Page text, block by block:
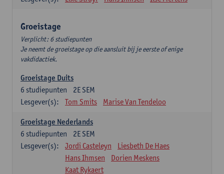
Groeistage
Verplicht: 6 studiepunten
Je neemt de groeistage op die aansluit bij je eerste of enige
vakdidactiek.
Groeistage Duits
2E SEM
6 studiepunten
Lesgever(s):
Tom Smits Marise Van Tendeloo
Groeistage Nederlands
2E SEM
6 studiepunten
Lesgever(s):
Jordi Casteleyn
Liesbeth De Haes
Hans Ihmsen
Dorien Meskens
Kaat Rykaert